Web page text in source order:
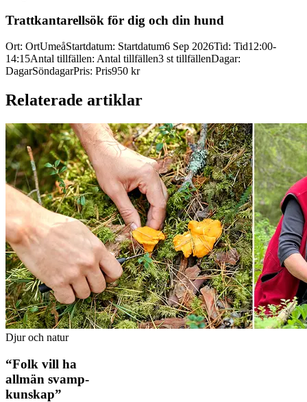
Trattkantarellsök för dig och din hund
Ort: OrtUmeåStartdatum: Startdatum6 Sep 2026Tid: Tid12:00-
14:15Antal tillfällen: Antal tillfällen3 st tillfällenDagar:
DagarSöndagarPris: Pris950 kr
Relaterade artiklar
Djur och natur
“Folk vill ha
allmän svamp­
kunskap”